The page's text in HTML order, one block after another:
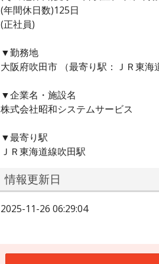
(年間休日数)125日
(正社員)
▼勤務地
大阪府吹田市 （最寄り駅：ＪＲ東海
▼企業名・施設名
株式会社昭和システムサービス
▼最寄り駅
ＪＲ東海道線吹田駅
情報更新日
2025-11-26 06:29:04